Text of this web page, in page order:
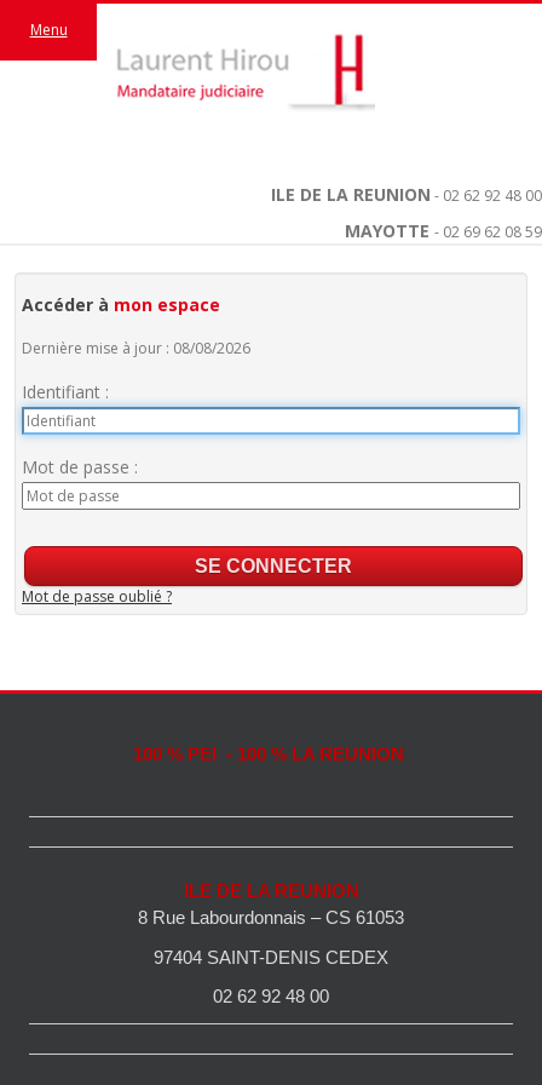
ILE DE LA REUNION - 02 62 92 48 00
MAYOTTE - 02 69 62 08 59
Menu
Accéder à mon espace
Dernière mise à jour : 08/08/2026
Identifiant :
Mot de passe :
Mot de passe oublié ?
100 % PEI - 100 % LA REUNION
ILE DE LA REUNION
8 Rue Labourdonnais – CS 61053
97404 SAINT-DENIS CEDEX
02 62 92 48 00